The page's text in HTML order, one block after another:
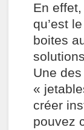
En
qu’est
boites
solutions
Une
«
créer
pouvez